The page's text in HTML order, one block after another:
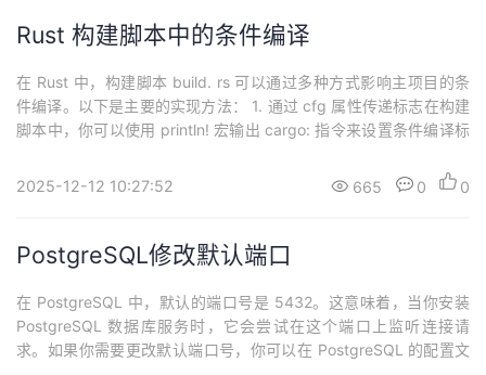
Rust 构建脚本中的条件编译
在 Rust 中，构建脚本 build. rs 可以通过多种方式影响主项目的条
件编译。以下是主要的实现方法： 1. 通过 cfg 属性传递标志在构建
脚本中，你可以使用 println! 宏输出 cargo: 指令来设置条件编译标
ntains("windows")...
2025-12-12 10:27:52 665 0 0
PostgreSQL修改默认端口
在 PostgreSQL 中，默认的端口号是 5432。这意味着，当你安装
PostgreSQL 数据库服务时，它会尝试在这个端口上监听连接请
求。如果你需要更改默认端口号，你可以在 PostgreSQL 的配置文